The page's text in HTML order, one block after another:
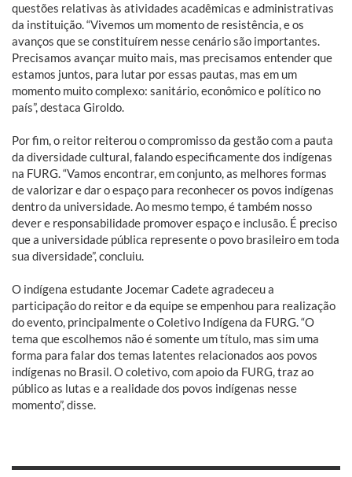
questões relativas às atividades acadêmicas e administrativas
da instituição. “Vivemos um momento de resistência, e os
avanços que se constituírem nesse cenário são importantes.
Precisamos avançar muito mais, mas precisamos entender que
estamos juntos, para lutar por essas pautas, mas em um
momento muito complexo: sanitário, econômico e político no
país”, destaca Giroldo.
Por fim, o reitor reiterou o compromisso da gestão com a pauta
da diversidade cultural, falando especificamente dos indígenas
na FURG. “Vamos encontrar, em conjunto, as melhores formas
de valorizar e dar o espaço para reconhecer os povos indígenas
dentro da universidade. Ao mesmo tempo, é também nosso
dever e responsabilidade promover espaço e inclusão. É preciso
que a universidade pública represente o povo brasileiro em toda
sua diversidade”, concluiu.
O indígena estudante Jocemar Cadete agradeceu a
participação do reitor e da equipe se empenhou para realização
do evento, principalmente o Coletivo Indígena da FURG. “O
tema que escolhemos não é somente um título, mas sim uma
forma para falar dos temas latentes relacionados aos povos
indígenas no Brasil. O coletivo, com apoio da FURG, traz ao
público as lutas e a realidade dos povos indígenas nesse
momento”, disse.